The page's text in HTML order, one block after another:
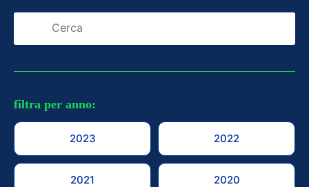
filtra per anno:
2023 2022
2021 2020